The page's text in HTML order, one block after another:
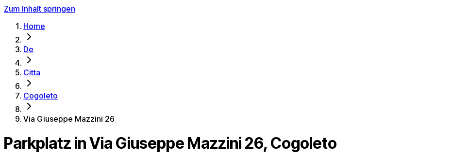
Zum Inhalt springen
Home
De
Citta
Cogoleto
Via Giuseppe Mazzini 26
Parkplatz in Via Giuseppe Mazzini 26, Cogoleto